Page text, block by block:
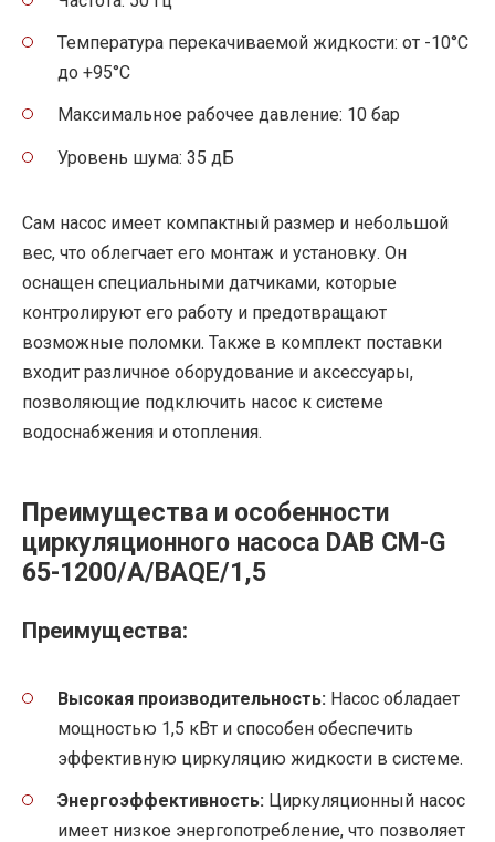
Температура перекачиваемой жидкости: от -10°C
до +95°C
Максимальное рабочее давление: 10 бар
Уровень шума: 35 дБ
Сам насос имеет компактный размер и небольшой
вес, что облегчает его монтаж и установку. Он
оснащен специальными датчиками, которые
контролируют его работу и предотвращают
возможные поломки. Также в комплект поставки
входит различное оборудование и аксессуары,
позволяющие подключить насос к системе
водоснабжения и отопления.
Преимущества и особенности
циркуляционного насоса DAB CM-G
65-1200/A/BAQE/1,5
Преимущества:
Высокая производительность: Насос обладает
мощностью 1,5 кВт и способен обеспечить
эффективную циркуляцию жидкости в системе.
Энергоэффективность: Циркуляционный насос
имеет низкое энергопотребление, что позволяет